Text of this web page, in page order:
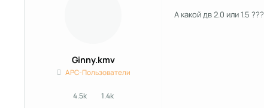
Ginny.kmv
APC-Пользователи
4.5kсообщения
1.4kРепутация
А какой дв 2.0 или 1.5 ???